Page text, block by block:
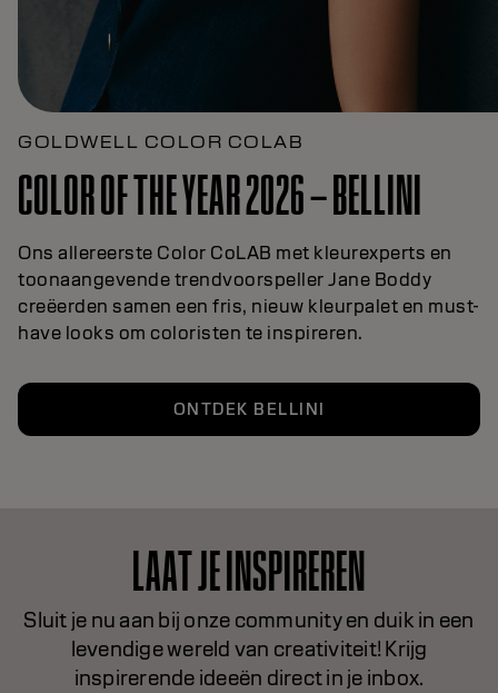
GOLDWELL COLOR COLAB
COLOR OF THE YEAR 2026 – BELLINI
Ons allereerste Color CoLAB met kleurexperts en
toonaangevende trendvoorspeller Jane Boddy
creëerden samen een fris, nieuw kleurpalet en must-
have looks om coloristen te inspireren.
ONTDEK BELLINI
LAAT JE INSPIREREN
Sluit je nu aan bij onze community en duik in een
levendige wereld van creativiteit! Krijg
inspirerende ideeën direct in je inbox.